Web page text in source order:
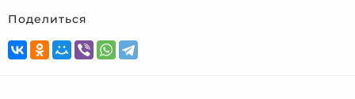
Поделиться